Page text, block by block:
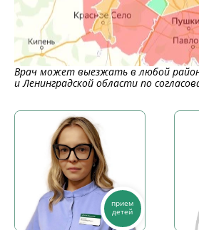
Врач может выезжать в любой
и Ленинградской области по
прием
детей